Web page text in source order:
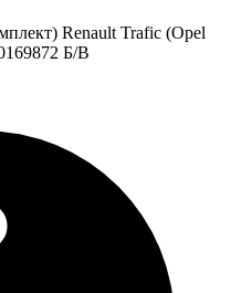
Renault Trafic (Opel
Б/В